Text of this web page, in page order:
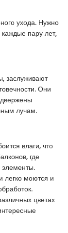
ухода. Нужно
пару лет,
заслуживают
Они
лучам.
влаги, что
где
элементы.
легко моются и
цветах